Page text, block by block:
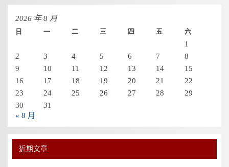
2026 年 8 月
日 一 二 三 四 五 六
1
2
3 4 5 6 7
8
9
10 11 12 13 14
15
16
17 18 19 20 21
22
23
24 25 26 27 28
29
30
31
« 8 月
近期文章